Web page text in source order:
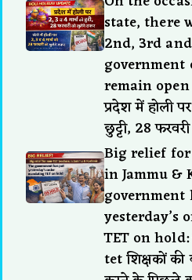
state, there
2nd, 3rd
remain
प्रदेश में होली
छुट्टी, 28
Big relief
in Jammu &
government
yesterday’s
TET on hold:
tet शिक्षकों की